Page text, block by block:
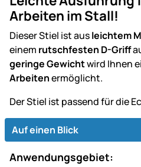
Arbeiten im Stall!
Dieser Stiel ist ausleichtem
einem rutschfesten D-Griff
geringe Gewichtwird Ihnen
Arbeitenermöglicht.
Der Stiel ist passend für die
Auf einen Blick
Anwendungsgebiet: